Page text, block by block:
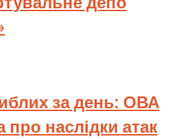
за день: ОВА
наслідки атак